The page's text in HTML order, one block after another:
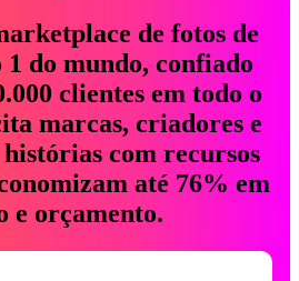
de fotos de
do mundo, confiado
clientes em todo o
marcas, criadores e
com recursos
até 76% em
e orçamento.